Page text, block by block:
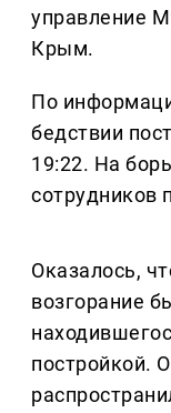
управление
Крым.
По
бедствии
19:22. На
сотрудников
Оказалось,
возгорание
постройкой.